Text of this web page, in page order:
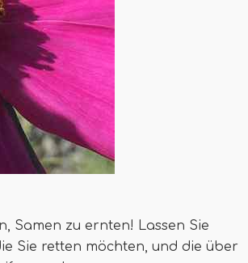
Samen zu ernten! Lassen Sie
Sie retten möchten, und die über